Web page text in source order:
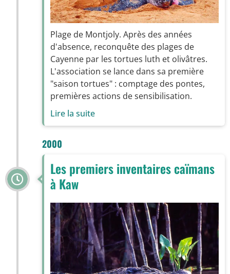
Plage de Montjoly. Après des années
d'absence, reconquête des plages de
Cayenne par les tortues luth et olivâtres.
L'association se lance dans sa première
"saison tortues" : comptage des pontes,
premières actions de sensibilisation.
Lire la suite
2000
Les premiers inventaires caïmans
à Kaw